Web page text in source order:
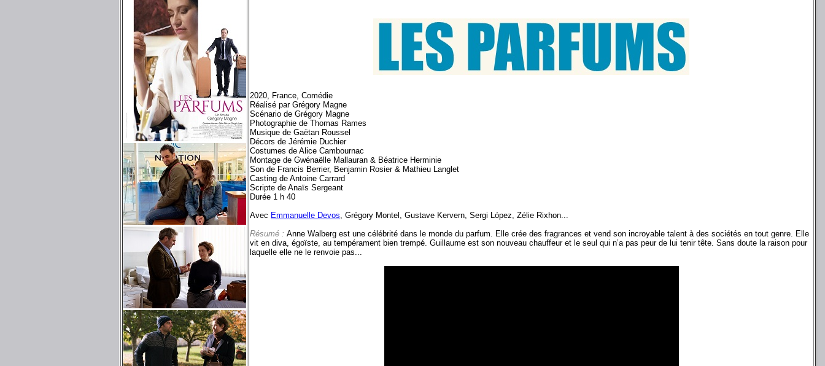
2020, France, Comédie
Réalisé par Grégory Magne
Scénario de Grégory Magne
Photographie de Thomas Rames
Musique de Gaëtan Roussel
Décors de Jérémie Duchier
Costumes de Alice Cambournac
Montage de Gwénaëlle Mallauran & Béatrice Herminie
Son de Francis Berrier, Benjamin Rosier & Mathieu Langlet
Casting de Antoine Carrard
Scripte de Anaïs Sergeant
Durée 1 h 40
Avec Emmanuelle Devos, Grégory Montel, Gustave Kervern, Sergi López, Zélie Rixhon...
Résumé : Anne Walberg est une célébrité dans le monde du parfum. Elle crée des fragrances et vend son incroyable talent à des sociétés en tout genre. Elle
vit en diva, égoïste, au tempérament bien trempé. Guillaume est son nouveau chauffeur et le seul qui n’a pas peur de lui tenir tête. Sans doute la raison pour
laquelle elle ne le renvoie pas...